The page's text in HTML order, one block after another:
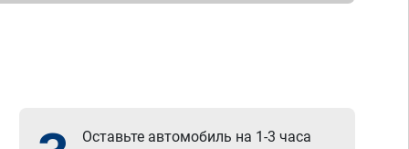
Оставьте автомобиль на 1-3 часа